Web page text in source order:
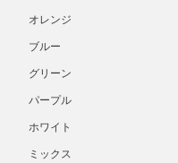
オレンジ
ブルー
グリーン
パープル
ホワイト
ミックス